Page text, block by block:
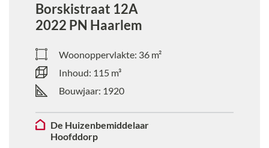
Borskistraat 12A
2022 PN Haarlem
Woonoppervlakte: 36 m²
Inhoud: 115 m³
Bouwjaar: 1920
De Huizenbemiddelaar
Hoofddorp